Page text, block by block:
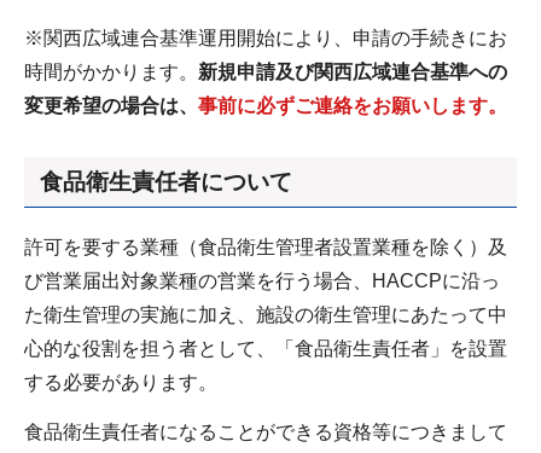
※関西広域連合基準運用開始により、申請の手続きにお
時間がかかります。 新規申請及び関西広域連合基準への
変更希望の場合は、 事前に必ずご連絡をお願いします。
食品衛生責任者について
許可を要する業種（食品衛生管理者設置業種を除く）及
び営業届出対象業種の営業を行う場合、HACCPに沿っ
た衛生管理の実施に加え、施設の衛生管理にあたって中
心的な役割を担う者として、「食品衛生責任者」を設置
する必要があります。
食品衛生責任者になることができる資格等につきまして